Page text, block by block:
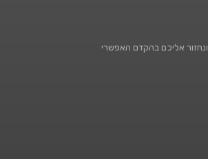
ונחזור אליכם בהקדם האפשרי